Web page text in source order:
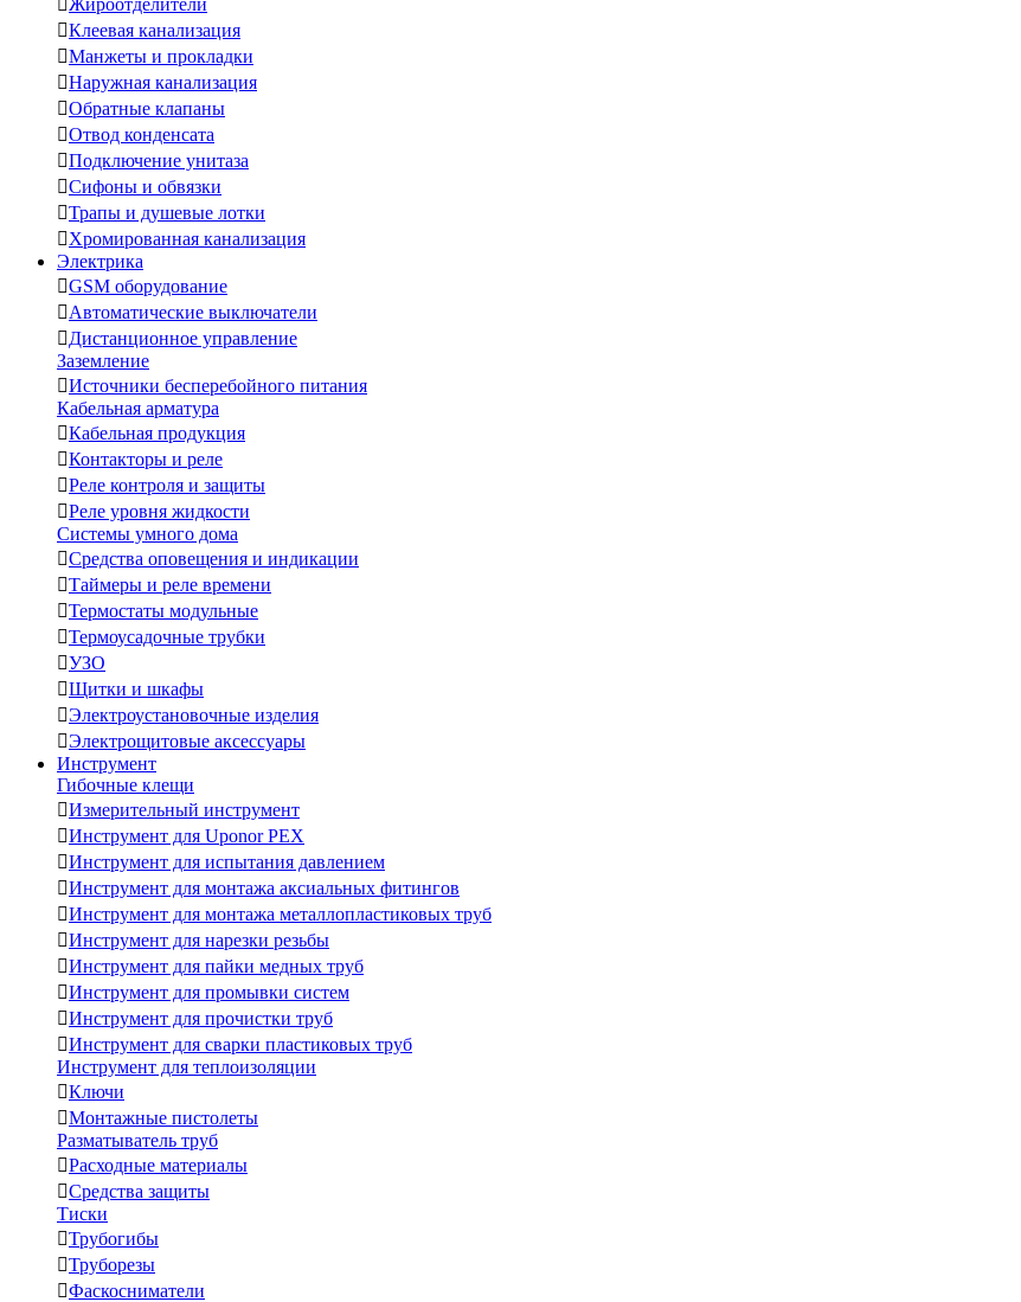
Жироотделители
Клеевая канализация
Манжеты и прокладки
Наружная канализация
Обратные клапаны
Отвод конденсата
Подключение унитаза
Сифоны и обвязки
Трапы и душевые лотки
Хромированная канализация
Электрика
GSM оборудование
Автоматические выключатели
Дистанционное управление
Заземление
Источники бесперебойного питания
Кабельная арматура
Кабельная продукция
Контакторы и реле
Реле контроля и защиты
Реле уровня жидкости
Системы умного дома
Средства оповещения и индикации
Таймеры и реле времени
Термостаты модульные
Термоусадочные трубки
УЗО
Щитки и шкафы
Электроустановочные изделия
Электрощитовые аксессуары
Инструмент
Гибочные клещи
Измерительный инструмент
Инструмент для Uponor PEX
Инструмент для испытания давлением
Инструмент для монтажа аксиальных фитингов
Инструмент для монтажа металлопластиковых труб
Инструмент для нарезки резьбы
Инструмент для пайки медных труб
Инструмент для промывки систем
Инструмент для прочистки труб
Инструмент для сварки пластиковых труб
Инструмент для теплоизоляции
Ключи
Монтажные пистолеты
Разматыватель труб
Расходные материалы
Средства защиты
Тиски
Трубогибы
Труборезы
Фаскосниматели